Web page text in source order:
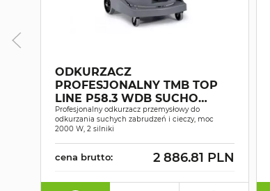
ODKURZACZ
PROFESJONALNY TMB TOP
LINE P58.3 WDB SUCHO
MOKRO 2 SILNIKOWY
Profesjonalny odkurzacz przemysłowy do
odkurzania suchych zabrudzeń i cieczy, moc
2000 W, 2 silniki
cena brutto: 2 886.81 PLN